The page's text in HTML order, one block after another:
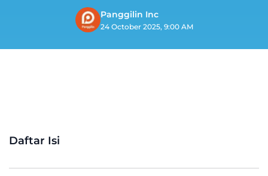
Panggilin Inc
24 October 2025, 9:00 AM
Daftar Isi